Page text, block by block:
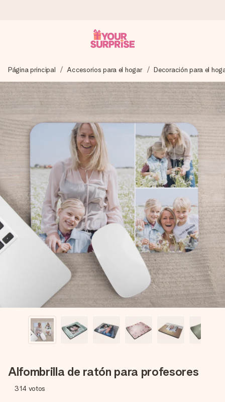
Preparamos tu regalo con cuidado y lo enviamos al vuelo,
para que lo entregues en el momento perfecto, cuando más
importa.
4,5 (basado en +15.000 opiniones)
Nuestros regalos inspiran. Los clientes nos dan un 4,5 en
Google Reviews.
Tarjeta de felicitación gratuita
Crea algo único en pocos pasos – con su nombre, tu foto o
un mensaje que llegue al corazón. Sin complicaciones, solo
todo el amor para el momento.
Página principal Accesorios para el hogar Decoración para el
Alfombrilla de ratón para profesores
314 votos